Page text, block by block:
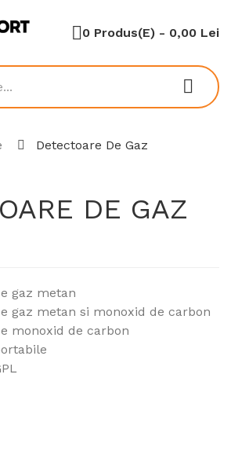
0 Produs(e) - 0,00 Lei
Detectoare De Gaz
DE GAZ
gaz metan
gaz metan si monoxid de carbon
monoxid de carbon